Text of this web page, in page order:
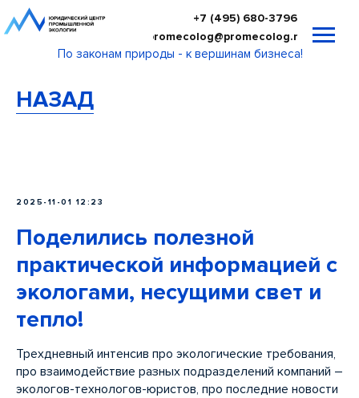
По законам природы - к вершинам бизнеса!
+7 (495) 680-3796
promecolog@promecolog.ru
НАЗАД
2025-11-01 12:23
Поделились полезной
практической информацией с
экологами, несущими свет и
тепло!
Трехдневный интенсив про экологические требования,
про взаимодействие разных подразделений компаний –
экологов-технологов-юристов, про последние новости